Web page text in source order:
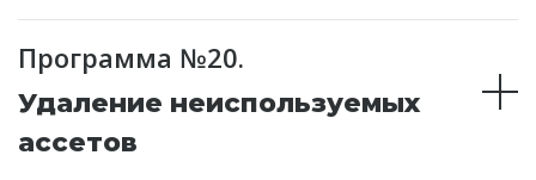
Программа №20.
Удаление неиспользуемых
ассетов